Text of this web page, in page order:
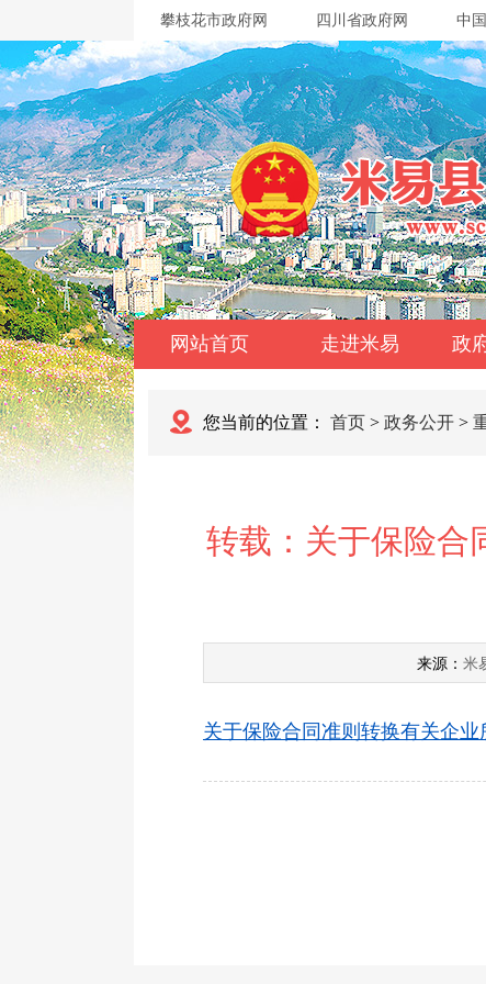
攀枝花市政府网 四川省政府网 中
网站首页 走进米易 政
您当前的位置： 首页 > 政务公开 >
转载：关于保险合
来源： 米
关于保险合同准则转换有关企